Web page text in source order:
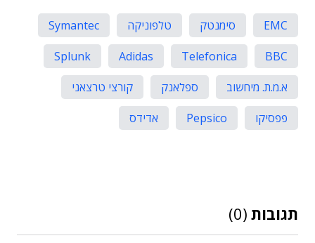
EMC סימנטק טלפוניקה
Symantec
BBC
Telefonica
Adidas
Splunk
א.מ.ת. מיחשוב
ספלאנק
קורצי טרצאני
פפסיקו
Pepsico אדידס
תגובות (0)